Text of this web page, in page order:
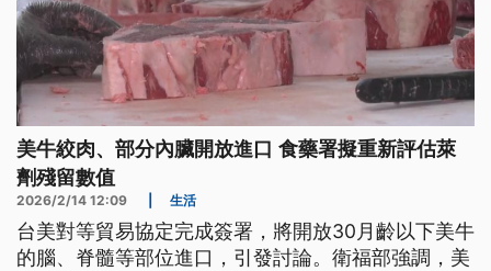
美牛絞肉、部分內臟開放進口 食藥署擬重新評估萊
劑殘留數值
2026/2/14 12:09 生活
台美對等貿易協定完成簽署，將開放30月齡以下美牛
的腦、脊髓等部位進口，引發討論。衛福部強調，美